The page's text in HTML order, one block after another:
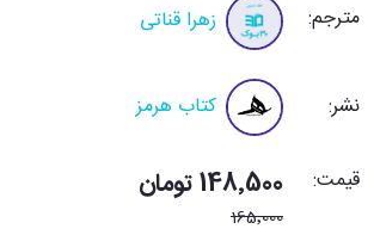
مترجم: زهرا قناتی
نشر: کتاب هرمز
قیمت: 148٬500 تومان
165٬000